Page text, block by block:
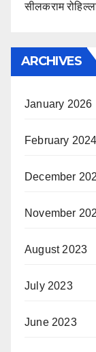
सीलकराम
ARCHIVES
January 2026
February 2024
December
November
August 2023
July 2023
June 2023